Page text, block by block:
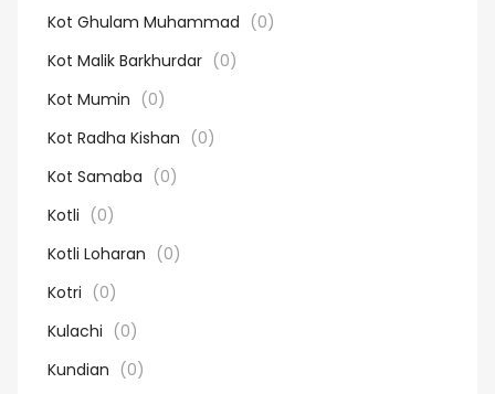
Kot Ghulam Muhammad (0)
Kot Malik Barkhurdar (0)
Kot Mumin (0)
Kot Radha Kishan (0)
Kot Samaba (0)
Kotli (0)
Kotli Loharan (0)
Kotri (0)
Kulachi (0)
Kundian (0)